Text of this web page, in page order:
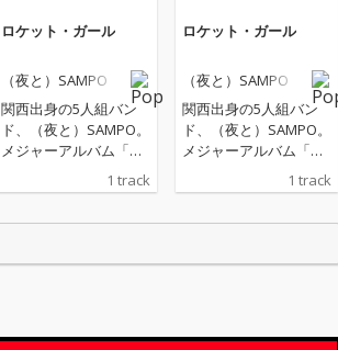
ロケット・ガール
（夜と）SAMPO
関西出身の5人組バン
ド、（夜と）SAMPO。
メジャーアルバム「モ
信！
1 track
ロケット・ガール
（夜と）SAMPO
関西出身の5人組バン
ド、（夜と）SAMPO。
メジャーアルバム「モ
信！
1 track